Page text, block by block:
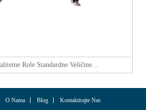
Role Standardne Veličine...
O Nama Blog Kontaktirajte Nas